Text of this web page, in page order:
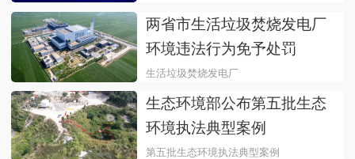
两省市生活垃圾焚烧发电厂
环境违法行为免予处罚
生活垃圾焚烧发电厂
生态环境部公布第五批生态
环境执法典型案例
第五批生态环境执法典型案例